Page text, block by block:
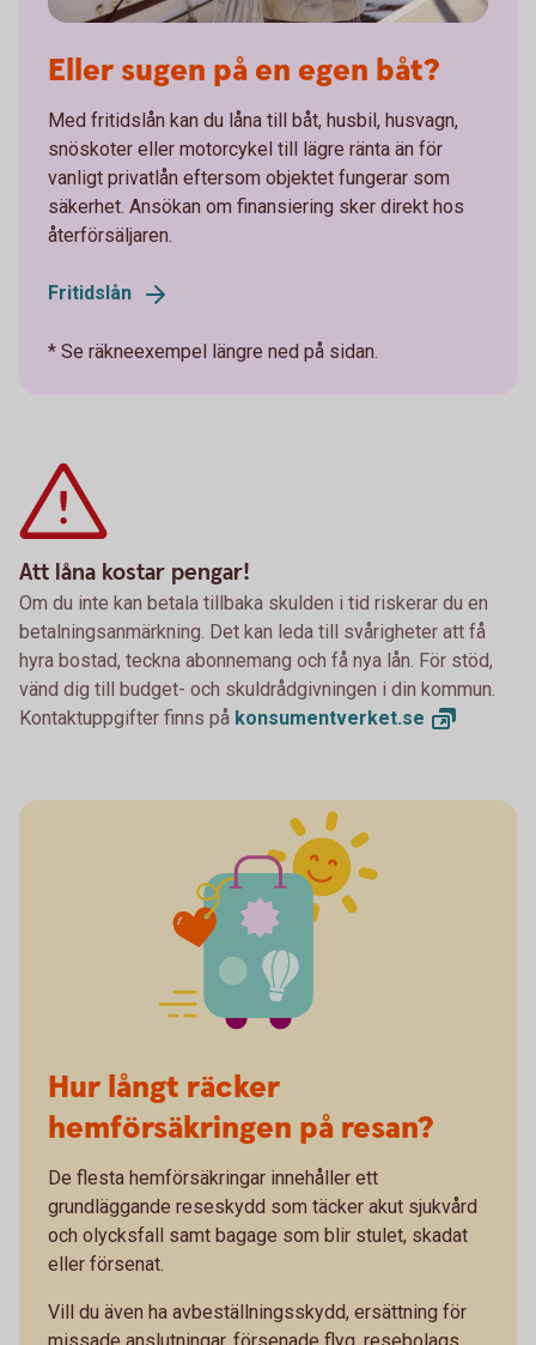
Eller sugen på en egen båt?
Med fritidslån kan du låna till båt, husbil, husvagn,
snöskoter eller motorcykel till lägre ränta än för
vanligt privatlån eftersom objektet fungerar som
säkerhet. Ansökan om finansiering sker direkt hos
återförsäljaren.
Fritidslån
* Se räkneexempel längre ned på sidan.
Att låna kostar pengar!
Om du inte kan betala tillbaka skulden i tid riskerar du en
betalningsanmärkning. Det kan leda till svårigheter att få
hyra bostad, teckna abonnemang och få nya lån. För stöd,
vänd dig till budget- och skuldrådgivningen i din kommun.
Kontaktuppgifter finns på konsumentverket.se
Hur långt räcker
hemförsäkringen på resan?
De flesta hemförsäkringar innehåller ett
grundläggande reseskydd som täcker akut sjukvård
och olycksfall samt bagage som blir stulet, skadat
eller försenat.
Vill du även ha avbeställningsskydd, ersättning för